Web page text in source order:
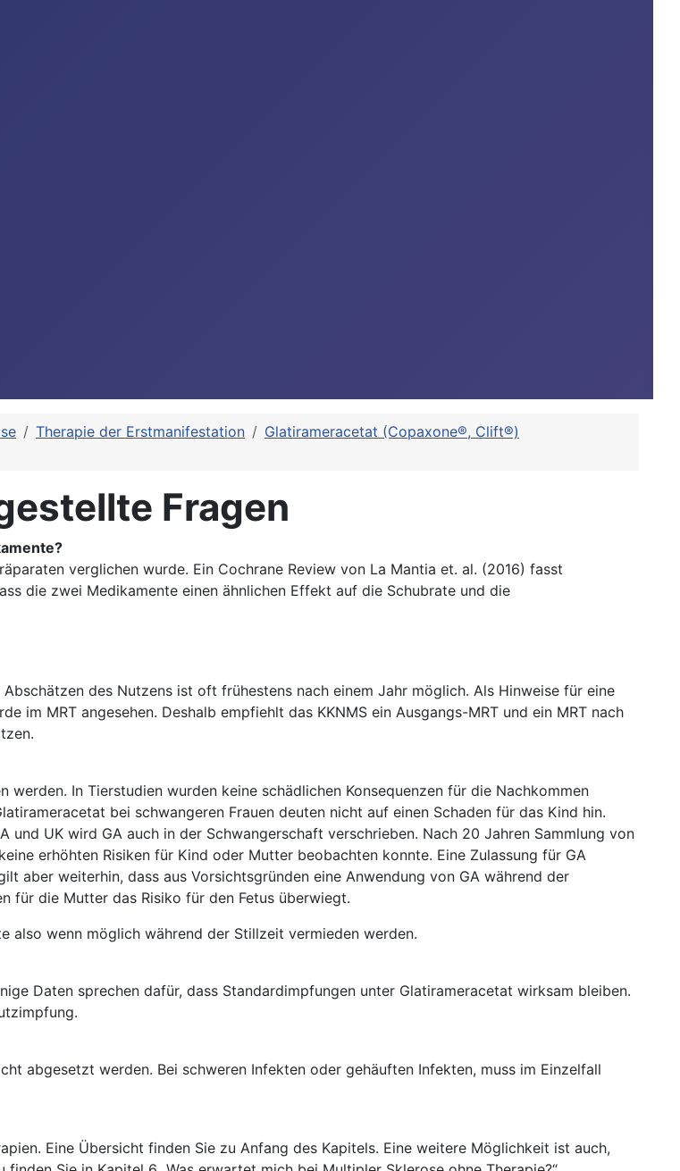
Therapie der Erstmanifestation
Glatirameracetat (Copaxone®, Clift®)
Fragen
verglichen wurde. Ein Cochrane Review von La Mantia et. al. (2016) fasst
die zwei Medikamente einen ähnlichen Effekt auf die Schubrate und die
des Nutzens ist oft frühestens nach einem Jahr möglich. Als Hinweise für eine
im MRT angesehen. Deshalb empfiehlt das KKNMS ein Ausgangs-MRT und ein MRT nach
In Tierstudien wurden keine schädlichen Konsequenzen für die Nachkommen
bei schwangeren Frauen deuten nicht auf einen Schaden für das Kind hin.
und UK wird GA auch in der Schwangerschaft verschrieben. Nach 20 Jahren Sammlung von
erhöhten Risiken für Kind oder Mutter beobachten konnte. Eine Zulassung für GA
aber weiterhin, dass aus Vorsichtsgründen eine Anwendung von GA während der
für die Mutter das Risiko für den Fetus überwiegt.
also wenn möglich während der Stillzeit vermieden werden.
Daten sprechen dafür, dass Standardimpfungen unter Glatirameracetat wirksam bleiben.
abgesetzt werden. Bei schweren Infekten oder gehäuften Infekten, muss im Einzelfall
Eine Übersicht finden Sie zu Anfang des Kapitels. Eine weitere Möglichkeit ist auch,